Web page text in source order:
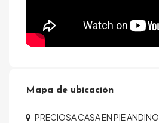
Mapa de ubicación
PRECIOSA CASA EN PIE ANDINO